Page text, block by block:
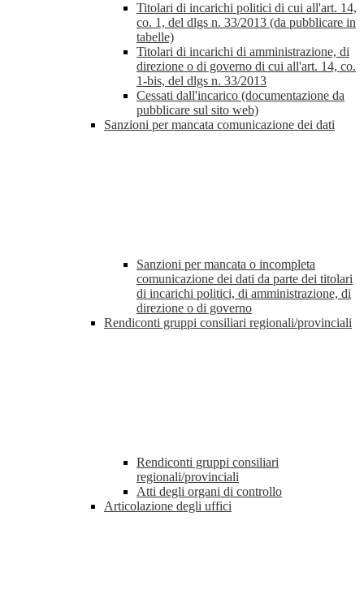
Titolari di incarichi politici di cui all'art. 14,
co. 1, del dlgs n. 33/2013 (da pubblicare in
tabelle)
Titolari di incarichi di amministrazione, di
direzione o di governo di cui all'art. 14, co.
1-bis, del dlgs n. 33/2013
Cessati dall'incarico (documentazione da
pubblicare sul sito web)
Sanzioni per mancata comunicazione dei dati
Sanzioni per mancata o incompleta
comunicazione dei dati da parte dei titolari
di incarichi politici, di amministrazione, di
direzione o di governo
Rendiconti gruppi consiliari regionali/provinciali
Rendiconti gruppi consiliari
regionali/provinciali
Atti degli organi di controllo
Articolazione degli uffici